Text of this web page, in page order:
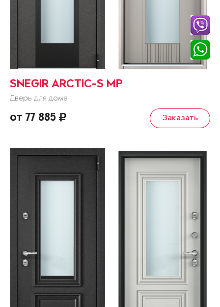
SNEGIR ARCTIC-S MP
Дверь для дома
от 77 885 Заказать